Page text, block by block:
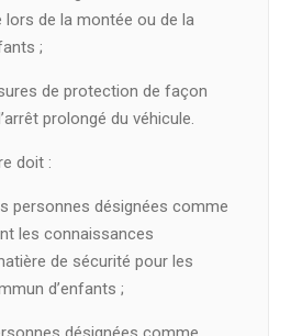
lors de la montée ou de la
;
de protection de façon
prolongé du véhicule.
doit :
personnes désignées comme
les connaissances
de sécurité pour les
d’enfants ;